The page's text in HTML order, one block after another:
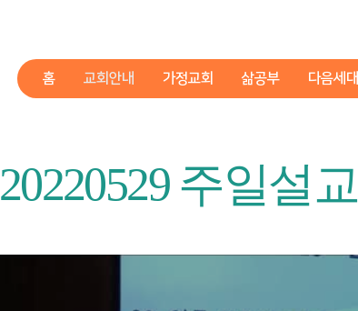
홈 교회안내 가정교회 삶공부 다음세대
​20220529 주일설교